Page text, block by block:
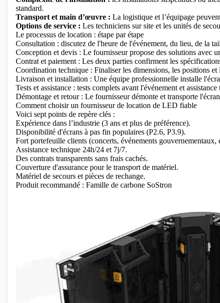
standard.
Transport et main d’œuvre : La logistique et l’équipage
Options de service : Les techniciens sur site et les unités de
Le processus de location : étape par étape
Consultation : discutez de l'heure de l'événement, du lieu, de la
Conception et devis : Le fournisseur propose des solutions avec
Contrat et paiement : Les deux parties confirment les
Coordination technique : Finaliser les dimensions, les positions et
Livraison et installation : Une équipe professionnelle installe
Tests et assistance : tests complets avant l'événement et
Démontage et retour : Le fournisseur démonte et transporte
Comment choisir un fournisseur de location de LED fiable
Voici sept points de repère clés :
Expérience dans l’industrie (3 ans et plus de préférence).
Disponibilité d'écrans à pas fin populaires (P2.6, P3.9).
Fort portefeuille clients (concerts, événements gouvernementaux,
Assistance technique 24h/24 et 7j/7.
Des contrats transparents sans frais cachés.
Couverture d'assurance pour le transport de matériel.
Matériel de secours et pièces de rechange.
Produit recommandé : Famille de carbone SoStron